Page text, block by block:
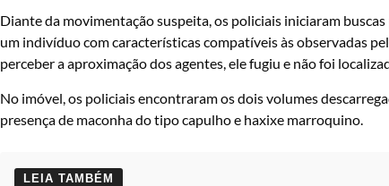
Diante da movimentação suspeita, os policiais iniciaram
um indivíduo com características compatíveis às observadas
perceber a aproximação dos agentes, ele fugiu e não foi
No imóvel, os policiais encontraram os dois volumes
presença de maconha do tipo capulho e haxixe marroquino.
LEIA TAMBÉM